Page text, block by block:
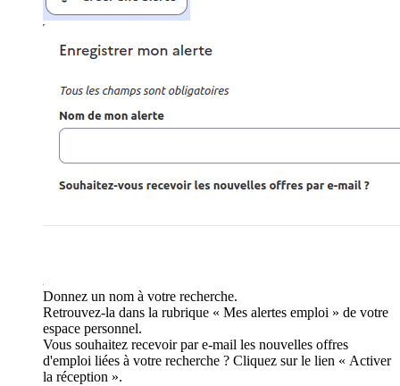
Donnez un nom à votre recherche.
Retrouvez-la dans la rubrique « Mes alertes emploi » de votre
espace personnel.
Vous souhaitez recevoir par e-mail les nouvelles offres
d'emploi liées à votre recherche ? Cliquez sur le lien « Activer
la réception ».